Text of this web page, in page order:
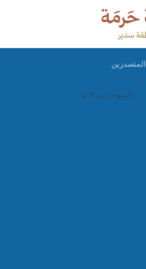
المتواجدين الان
المتصدرين